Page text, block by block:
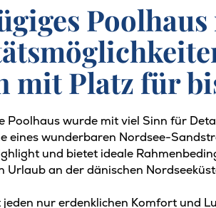
mit Platz für
Poolhaus wurde mit viel Sinn für
eines wunderbaren Nordsee-
und bietet ideale
Urlaub an der dänischen
jeden nur erdenklichen Komfort und